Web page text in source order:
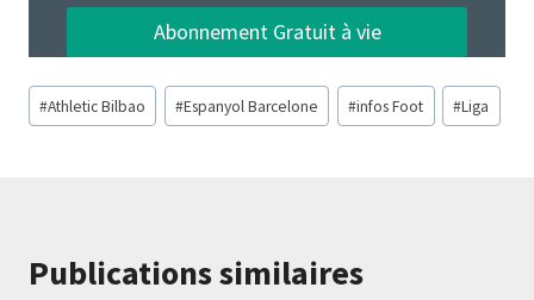
Abonnement Gratuit à vie
Étiquettes
de
#Athletic Bilbao #Espanyol Barcelone #infos Foot #Liga
Publications similaires